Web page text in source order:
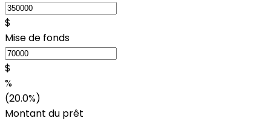
$
Mise de fonds
$
%
(20.0%)
Montant du prêt